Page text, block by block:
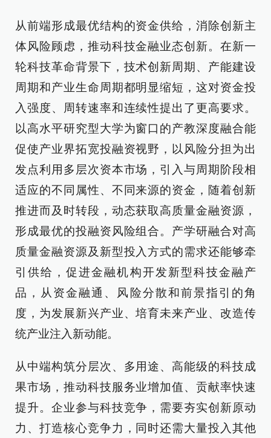
从前端形成最优结构的资金供给，消除创新主
体风险顾虑，推动科技金融业态创新。在新一
轮科技革命背景下，技术创新周期、产能建设
周期和产业生命周期都明显缩短，这对资金投
入强度、周转速率和连续性提出了更高要求。
以高水平研究型大学为窗口的产教深度融合能
促使产业界拓宽投融资视野，以风险分担为出
发点利用多层次资本市场，引入与周期阶段相
适应的不同属性、不同来源的资金，随着创新
推进而及时转段，动态获取高质量金融资源，
形成最优的投融资风险组合。产学研融合对高
质量金融资源及新型投入方式的需求还能够牵
引供给，促进金融机构开发新型科技金融产
品，从资金融通、风险分散和前景指引的角
度，为发展新兴产业、培育未来产业、改造传
统产业注入新动能。
从中端构筑分层次、多用途、高能级的科技成
果市场，推动科技服务业增加值、贡献率快速
提升。企业参与科技竞争，需要夯实创新原动
力、打造核心竞争力，同时还需大量投入其他